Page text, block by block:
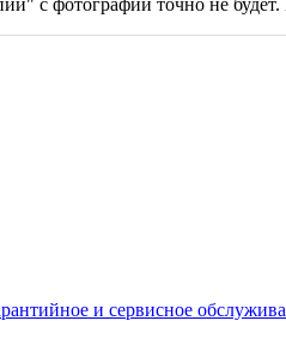
и сервисное